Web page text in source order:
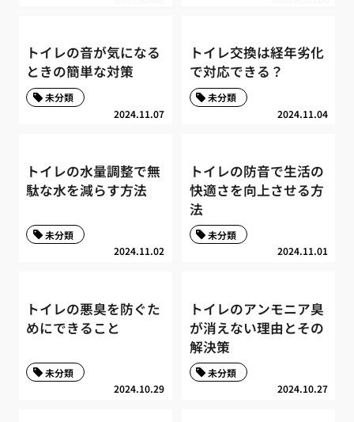
トイレの音が気になる
ときの簡単な対策
2024.11.07
未分類
トイレ交換は経年劣化
で対応できる？
2024.11.04
未分類
トイレの水量調整で無
駄な水を減らす方法
2024.11.02
未分類
トイレの防音で生活の
快適さを向上させる方
法
2024.11.01
未分類
トイレの悪臭を防ぐた
めにできること
2024.10.29
未分類
トイレのアンモニア臭
が消えない理由とその
解決策
2024.10.27
未分類